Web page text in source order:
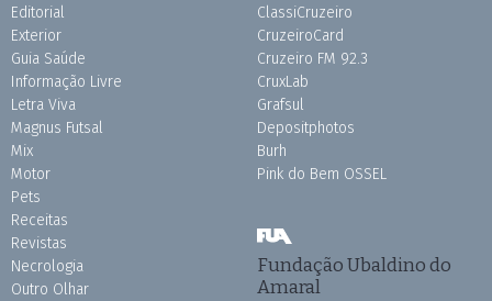
Editorial
Exterior
Guia Saúde
Informação Livre
Letra Viva
Magnus Futsal
Mix
Motor
Pets
Receitas
Revistas
Necrologia
Outro Olhar
ClassiCruzeiro
CruzeiroCard
Cruzeiro FM 92.3
CruxLab
Grafsul
Depositphotos
Burh
Pink do Bem OSSEL
Fundação Ubaldino do
Amaral